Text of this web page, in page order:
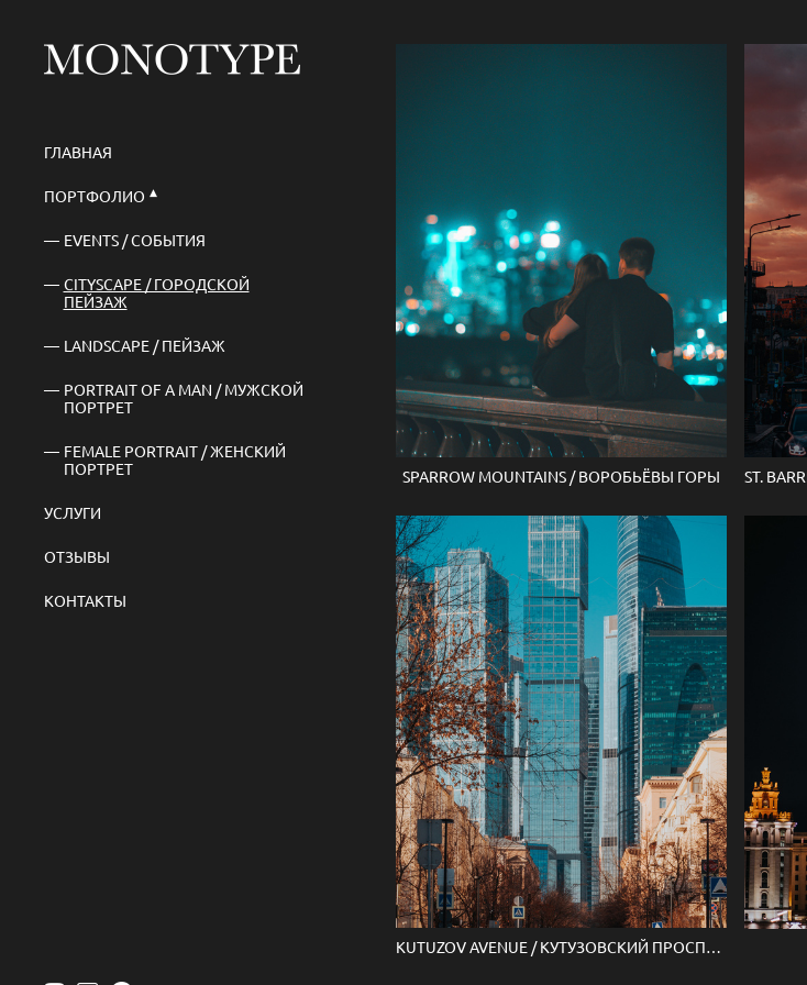
ГЛАВНАЯ
ПОРТФОЛИО
EVENTS / СОБЫТИЯ
CITYSCAPE / ГОРОДСКОЙ
ПЕЙЗАЖ
LANDSCAPE / ПЕЙЗАЖ
PORTRAIT OF A MAN / МУЖСКОЙ
ПОРТРЕТ
FEMALE PORTRAIT / ЖЕНСКИЙ
ПОРТРЕТ
УСЛУГИ
ОТЗЫВЫ
КОНТАКТЫ
SPARROW MOUNTAINS / ВОРОБЬЁВЫ ГОРЫ
KUTUZOV AVENUE / КУТУЗОВСКИЙ ПРОСПЕКТ